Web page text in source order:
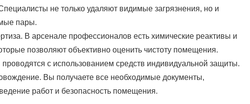
не только удаляют видимые загрязнения, но и
пары.
В арсенале профессионалов есть химические реактивы и
позволяют объективно оценить чистоту помещения.
с использованием средств индивидуальной защиты.
Вы получаете все необходимые документы,
работ и безопасность помещения.